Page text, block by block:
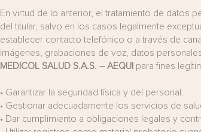
En virtud de lo anterior, el tratamiento de datos
del titular, salvo en los casos legalmente
establecer contacto telefónico o a través de
imágenes, grabaciones de voz, datos
MEDICOL SALUD S.A.S. – AEQUI para fines
• Garantizar la seguridad física y del personal.
• Gestionar adecuadamente los servicios de
• Dar cumplimiento a obligaciones legales y